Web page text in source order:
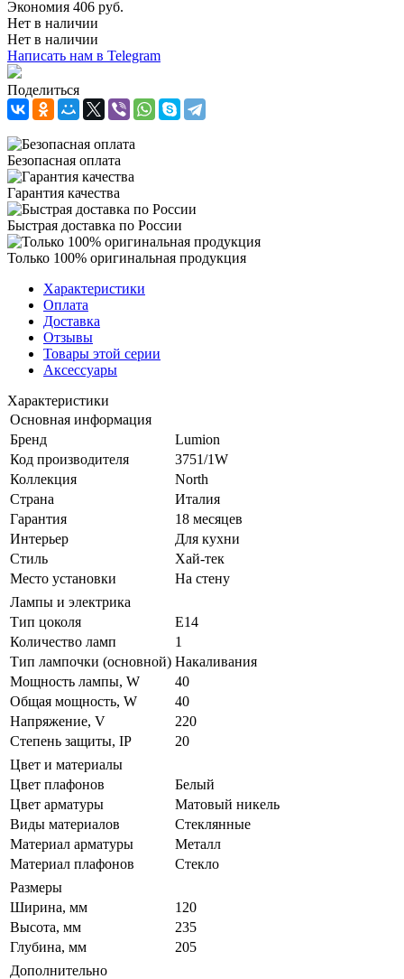
Экономия 406 руб.
Нет в наличии
Нет в наличии
Написать нам в Telegram
Поделиться
Безопасная оплата
Гарантия качества
Быстрая доставка по России
Только 100% оригинальная продукция
Характеристики
Оплата
Доставка
Отзывы
Товары этой серии
Аксессуары
Характеристики
Основная информация
Бренд
Lumion
Код производителя
3751/1W
Коллекция
North
Страна
Италия
Гарантия
18 месяцев
Интерьер
Для кухни
Стиль
Хай-тек
Место установки
На стену
Лампы и электрика
Тип цоколя
E14
Количество ламп
1
Тип лампочки (основной) Накаливания
Мощность лампы, W
40
Общая мощность, W
40
Напряжение, V
220
Степень защиты, IP
20
Цвет и материалы
Цвет плафонов
Белый
Цвет арматуры
Матовый никель
Виды материалов
Стеклянные
Материал арматуры
Металл
Материал плафонов
Стекло
Размеры
Ширина, мм
120
Высота, мм
235
Глубина, мм
205
Дополнительно